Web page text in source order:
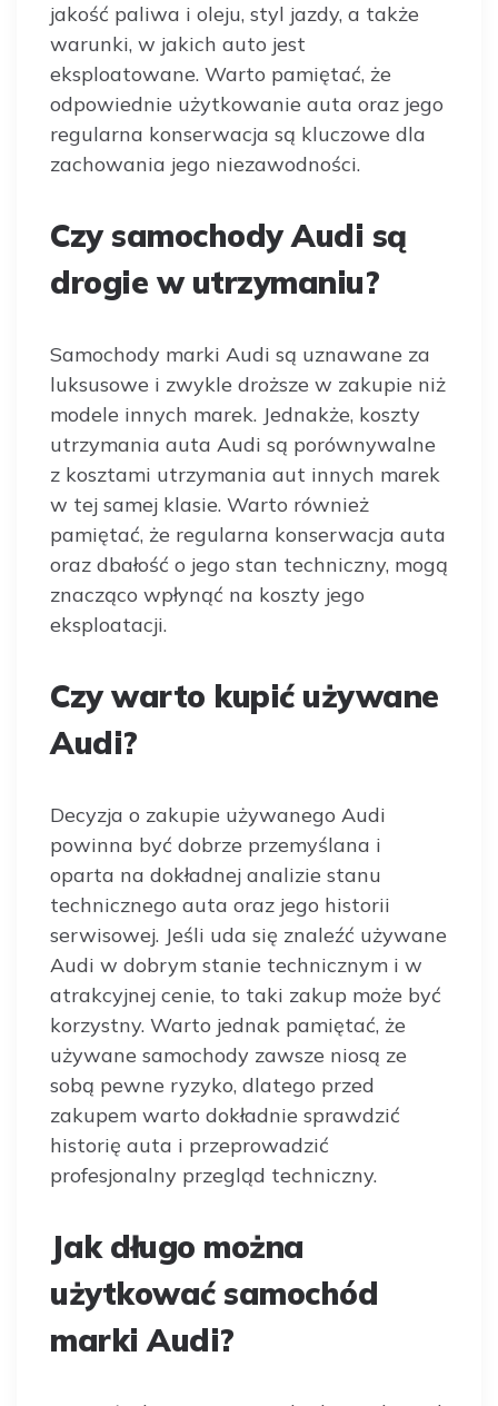
jakość paliwa i oleju, styl jazdy, a także
warunki, w jakich auto jest
eksploatowane. Warto pamiętać, że
odpowiednie użytkowanie auta oraz jego
regularna konserwacja są kluczowe dla
zachowania jego niezawodności.
Czy samochody Audi są
drogie w utrzymaniu?
Samochody marki Audi są uznawane za
luksusowe i zwykle droższe w zakupie niż
modele innych marek. Jednakże, koszty
utrzymania auta Audi są porównywalne
z kosztami utrzymania aut innych marek
w tej samej klasie. Warto również
pamiętać, że regularna konserwacja auta
oraz dbałość o jego stan techniczny, mogą
znacząco wpłynąć na koszty jego
eksploatacji.
Czy warto kupić używane
Audi?
Decyzja o zakupie używanego Audi
powinna być dobrze przemyślana i
oparta na dokładnej analizie stanu
technicznego auta oraz jego historii
serwisowej. Jeśli uda się znaleźć używane
Audi w dobrym stanie technicznym i w
atrakcyjnej cenie, to taki zakup może być
korzystny. Warto jednak pamiętać, że
używane samochody zawsze niosą ze
sobą pewne ryzyko, dlatego przed
zakupem warto dokładnie sprawdzić
historię auta i przeprowadzić
profesjonalny przegląd techniczny.
Jak długo można
użytkować samochód
marki Audi?